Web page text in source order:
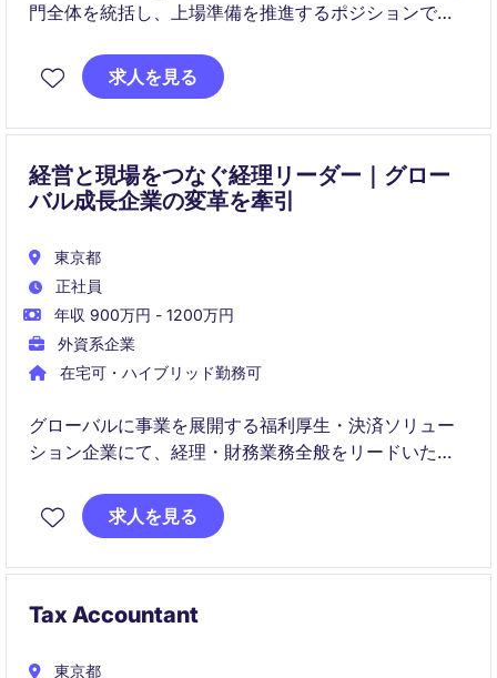
門全体を統括し、上場準備を推進するポジションで
部署を横断的に管掌し、経営陣と連携しながら組織基
地球温暖化に対する国の取り組みが市場の拡大に直接
影響する為、市場の売り上げは拡大し続けます。
求人を見る
経営と現場をつなぐ経理リーダー｜グロー
バル成長企業の変革を牽引
東京都
正社員
年収 900万円 - 1200万円
外資系企業
在宅可・ハイブリッド勤務可
グローバルに事業を展開する福利厚生・決済ソリュー
ション企業にて、経理・財務業務全般をリードいただ
に加え、会計システム刷新プロジェクトの中核メンバ
ーとして、業務変革と組織成長を推進していただきま
求人を見る
Tax Accountant
東京都